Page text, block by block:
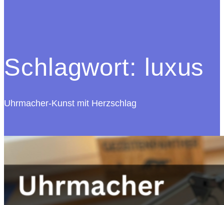
Schlagwort: luxus
Uhrmacher-Kunst mit Herzschlag